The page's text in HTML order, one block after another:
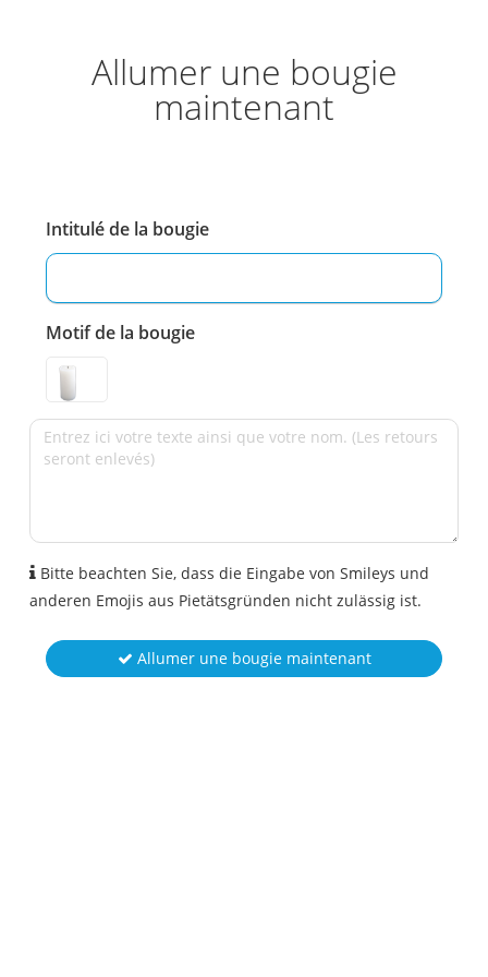
Allumer une bougie
maintenant
Intitulé de la bougie
Motif de la bougie
Bitte beachten Sie, dass die Eingabe von Smileys und
anderen Emojis aus Pietätsgründen nicht zulässig ist.
Allumer une bougie maintenant